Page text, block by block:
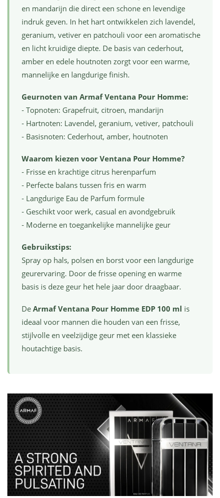
en mandarijn die direct een schone en levendige
indruk geven. In het hart ontwikkelen zich lavendel,
geranium, vetiver en patchouli voor een aromatische
en licht kruidige diepte. De basis van cederhout,
amber en edele houtnoten zorgt voor een warme,
mannelijke en langdurige finish.
Geurnoten van Armaf Ventana Pour Homme:
- Topnoten: Grapefruit, citroen, mandarijn
- Hartnoten: Lavendel, geranium, vetiver, patchouli
- Basisnoten: Cederhout, amber, houtnoten
Waarom kiezen voor Ventana Pour Homme?
- Frisse en krachtige citrus herenparfum
- Perfecte balans tussen fris en warm
- Langdurige Eau de Parfum formule
- Geschikt voor werk, casual en avondgebruik
- Moderne en toegankelijke mannelijke geur
Gebruikstips:
Spray op hals, polsen en borst voor een langdurige
geurervaring. Door de frisse opening en warme
basis is deze geur het hele jaar door draagbaar.
De Armaf Ventana Pour Homme EDP 100 ml is
ideaal voor mannen die houden van een frisse,
stijlvolle en veelzijdige geur met een klassieke
houtachtige basis.